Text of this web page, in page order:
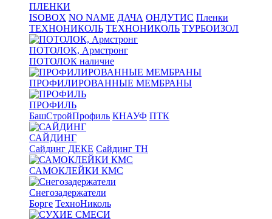
ПЛЕНКИ
ISOBOX NO NAME ДАЧА ОНДУТИС Пленки
ТЕХНОНИКОЛЬ ТЕХНОНИКОЛЬ ТУРБОИЗОЛ
ПОТОЛОК, Армстронг
ПОТОЛОК наличие
ПРОФИЛИРОВАННЫЕ МЕМБРАНЫ
ПРОФИЛЬ
БашСтройПрофиль КНАУФ ПТК
САЙДИНГ
Сайдинг ДЕКЕ Сайдинг ТН
САМОКЛЕЙКИ КМС
Снегозадержатели
Борге ТехноНиколь